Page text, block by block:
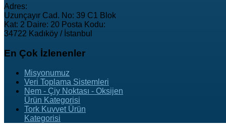
Adres:
Uzunçayır Cad. No: 39 C1 Blok
Kat: 2 Daire: 20 Posta Kodu:
34722 Kadıköy / İstanbul
En Çok İzlenenler
Misyonumuz
Veri Toplama Sistemleri
Nem - Çiy Noktası - Oksijen
Ürün Kategorisi
Tork Kuvvet Ürün
Kategorisi